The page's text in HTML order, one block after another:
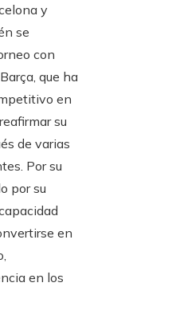
y
se
con
que ha
en
su
de varias
Por su
por su
en
en los